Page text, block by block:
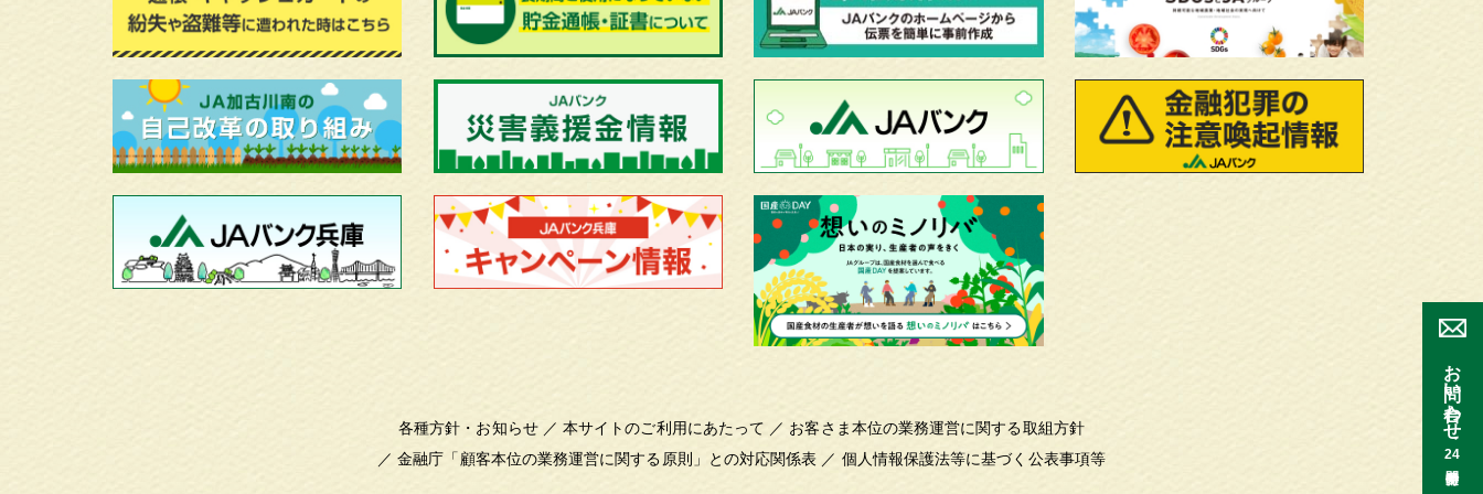
お問い合わせ
24
各種方針・お知らせ ／本サイトのご利用にあたって ／ お客さま本位の業務運営に関する取組方針
／金融庁「顧客本位の業務運営に関する原則」との対応関係表 ／ 個人情報保護法等に基づく公表事項等